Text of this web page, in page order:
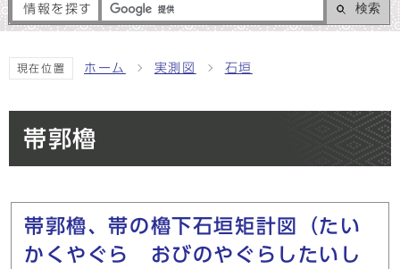
情報を探す 検索
現在位置 ホーム 実測図 石垣
帯郭櫓
メインメニュー
帯郭櫓、帯の櫓下石垣矩計図（たい
かくやぐら おびのやぐらしたいし